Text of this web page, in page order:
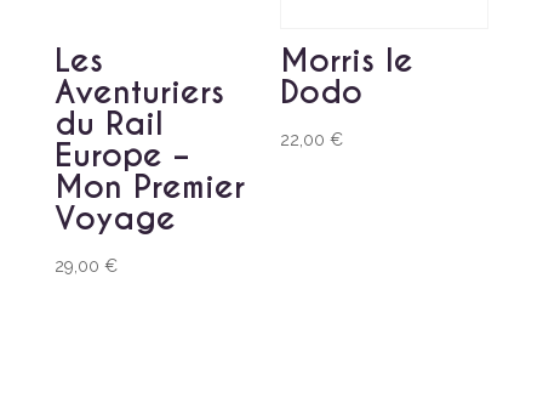
Les
Aventuriers
du Rail
Europe –
Mon Premier
Voyage
29,00 €
Morris le
Dodo
22,00€